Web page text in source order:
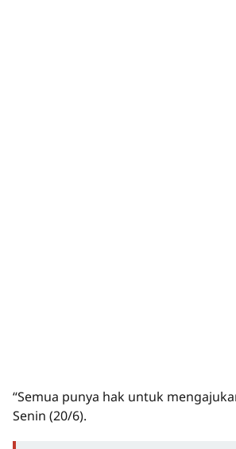
“Semua punya hak untuk
Senin (20/6).